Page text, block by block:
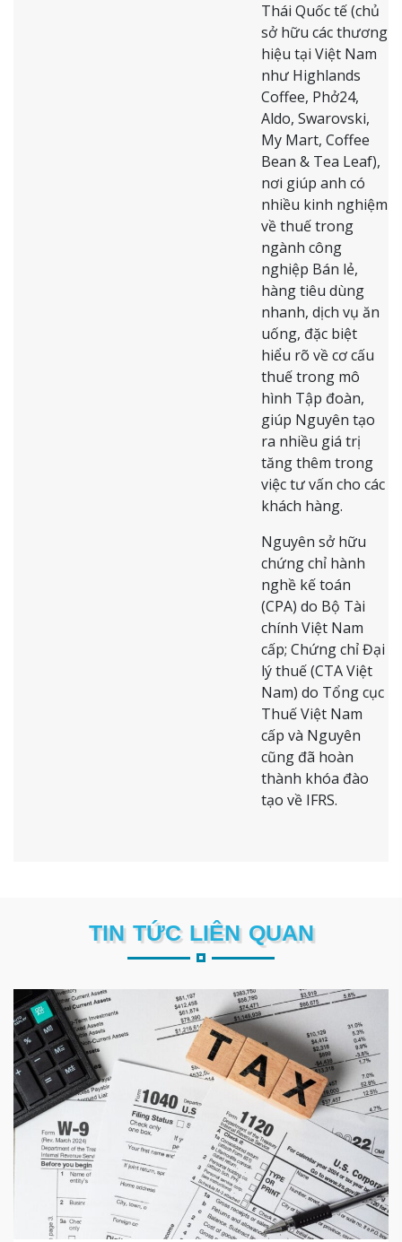
Thái Quốc tế (chủ
sở hữu các thương
hiệu tại Việt Nam
như Highlands
Coffee, Phở24,
Aldo, Swarovski,
My Mart, Coffee
Bean & Tea Leaf),
nơi giúp anh có
nhiều kinh nghiệm
về thuế trong
ngành công
nghiệp Bán lẻ,
hàng tiêu dùng
nhanh, dịch vụ ăn
uống, đặc biệt
hiểu rõ về cơ cấu
thuế trong mô
hình Tập đoàn,
giúp Nguyên tạo
ra nhiều giá trị
tăng thêm trong
việc tư vấn cho các
khách hàng.
Nguyên sở hữu
chứng chỉ hành
nghề kế toán
(CPA) do Bộ Tài
chính Việt Nam
cấp; Chứng chỉ Đại
lý thuế (CTA Việt
Nam) do Tổng cục
Thuế Việt Nam
cấp và Nguyên
cũng đã hoàn
thành khóa đào
tạo về IFRS.
TIN TỨC LIÊN QUAN